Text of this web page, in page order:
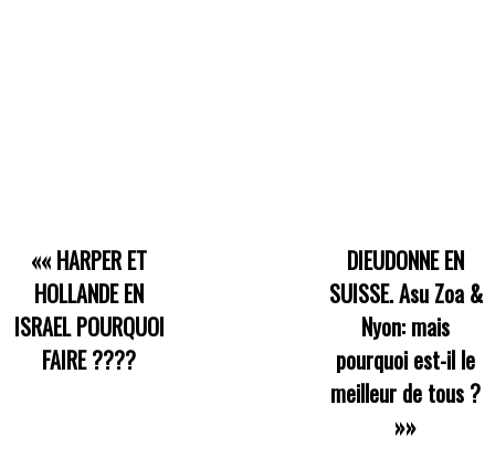
«« HARPER ET
HOLLANDE EN
ISRAEL POURQUOI
FAIRE ????
DIEUDONNE EN
SUISSE. Asu Zoa &
Nyon: mais
pourquoi est-il le
meilleur de tous ?
»»